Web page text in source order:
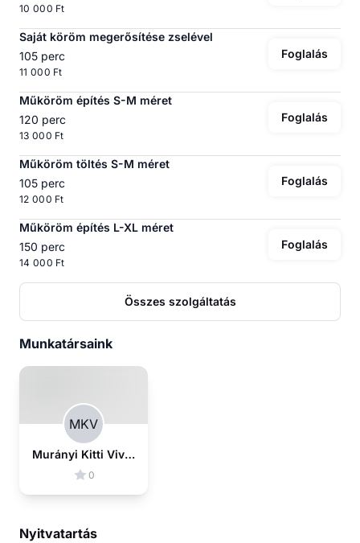
10 000 Ft
Saját köröm megerősítése zselével
105 perc
11 000 Ft
Foglalás
Műköröm építés S-M méret
120 perc
13 000 Ft
Foglalás
Műköröm töltés S-M méret
105 perc
12 000 Ft
Foglalás
Műköröm építés L-XL méret
150 perc
14 000 Ft
Foglalás
Összes szolgáltatás
Munkatársaink
MKV
Murányi Kitti Vivien
0
Nyitvatartás